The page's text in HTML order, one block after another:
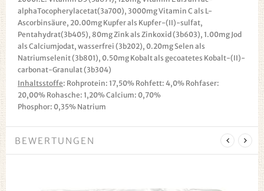
alphaTocopherylacetat(3a700), 3000mg Vitamin C als L-
Ascorbinsäure, 20.00mg Kupfer als Kupfer-(II)-sulfat,
Pentahydrat(3b405), 80mg Zink als Zinkoxid (3b603), 1.00mg Jod
als Calciumjodat, wasserfrei (3b202), 0.20mg Selen als
Natriumselenit (3b801), 0.50mg Kobalt als gecoatetes Kobalt-(II)-
carbonat-Granulat (3b304)
Inhaltsstoffe: Rohprotein: 17,50% Rohfett: 4,0% Rohfaser:
20,00% Rohasche: 1,20% Calcium: 0,70%
Phosphor: 0,35% Natrium
BEWERTUNGEN